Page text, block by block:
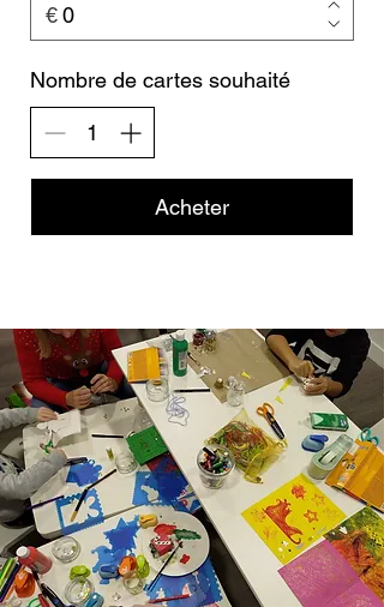
€
Nombre de cartes souhaité
Acheter